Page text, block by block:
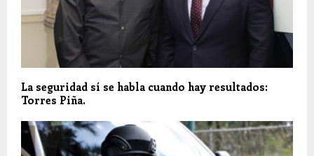
La seguridad sí se habla cuando hay resultados:
Torres Piña.